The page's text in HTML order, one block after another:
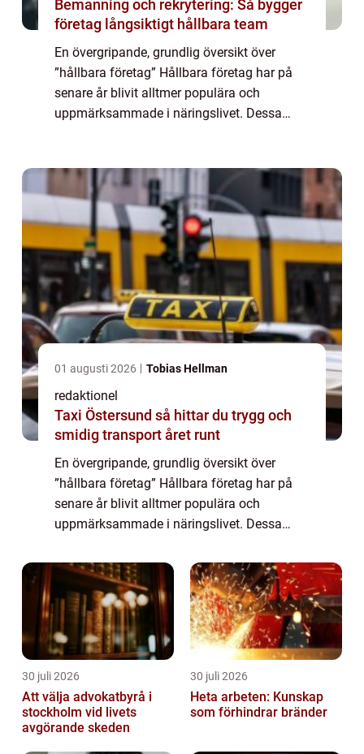
Bemanning och rekrytering: Så bygger
företag långsiktigt hållbara team
En övergripande, grundlig översikt över
”hållbara företag” Hållbara företag har på
senare år blivit alltmer populära och
uppmärksammade i näringslivet. Dessa
01 augusti 2026 Tobias Hellman
redaktionel
Taxi Östersund så hittar du trygg och
smidig transport året runt
En övergripande, grundlig översikt över
”hållbara företag” Hållbara företag har på
senare år blivit alltmer populära och
uppmärksammade i näringslivet. Dessa
på ett sätt som tar hänsyn till m...
30 juli 2026
Att välja advokatbyrå i
stockholm vid livets
avgörande skeden
30 juli 2026
Heta arbeten: Kunskap
som förhindrar bränder